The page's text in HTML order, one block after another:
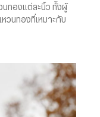
นทองแต่ละนิ้ว ทั้งผู้
วนทองที่เหมาะกับ